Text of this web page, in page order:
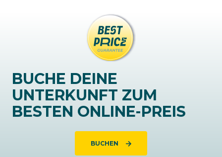
BUCHE DEINE
UNTERKUNFT ZUM
BESTEN ONLINE-PREIS
BUCHEN